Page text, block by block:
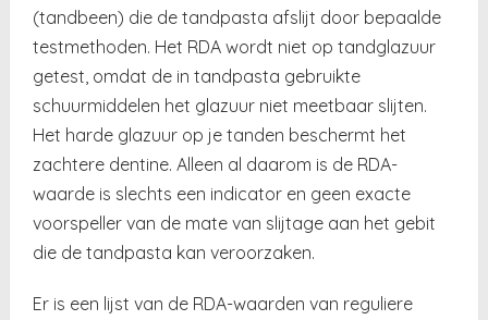
(tandbeen) die de tandpasta afslijt door bepaalde
testmethoden. Het RDA wordt niet op tandglazuur
getest, omdat de in tandpasta gebruikte
schuurmiddelen het glazuur niet meetbaar slijten.
Het harde glazuur op je tanden beschermt het
zachtere dentine. Alleen al daarom is de RDA-
waarde is slechts een indicator en geen exacte
voorspeller van de mate van slijtage aan het gebit
die de tandpasta kan veroorzaken.
Er is een lijst van de RDA-waarden van reguliere